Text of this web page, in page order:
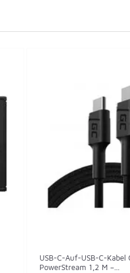
USB-C-Auf-USB-C-Kabel
PowerStream 1,2 M –...